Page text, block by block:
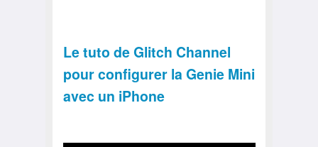
Le tuto de Glitch Channel
pour configurer la Genie Mini
avec un iPhone